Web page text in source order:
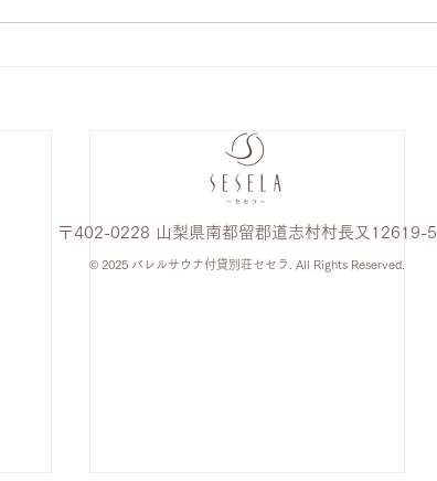
〒402-0228 山梨県南都留郡道志村村長又12619-5
© 2025 バレルサウナ付貸別荘セセ ラ . All Rights Reserved.